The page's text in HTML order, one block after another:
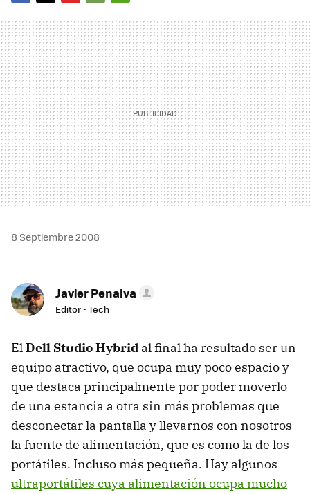
MAIL
8 Septiembre 2008
Javier Penalva
Editor - Tech
ElDell Studio Hybrid al final ha resultado ser un
equipo atractivo, que ocupa muy poco espacio y
que destaca principalmente por poder moverlo
de una estancia a otra sin más problemas que
desconectar la pantalla y llevarnos con nosotros
la fuente de alimentación, que es como la de los
portátiles. Incluso más pequeña. Hay algunos
ultraportátiles cuya alimentación ocupa mucho